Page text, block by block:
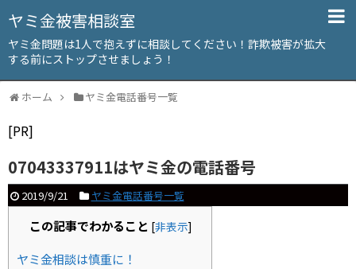
ヤミ金被害相談室
ヤミ金問題は1人で抱えずに相談してください！詐欺被害が拡大
する前にストップさせましょう！
ホーム ヤミ金電話番号一覧
[PR]
07043337911はヤミ金の電話番号
2019/9/21 ヤミ金電話番号一覧
この記事でわかること [非表示]
ヤミ金相談は慎重に！